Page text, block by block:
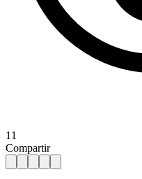
11
Compartir